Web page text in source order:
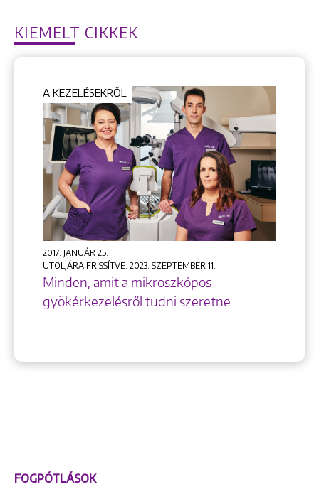
+36 1 222 7250
1148 Budapest, Örs vezér tere 2.
Keresés
KIEMELT CIKKEK
A KEZELÉSEKRŐL
2017. JANUÁR 25.
UTOLJÁRA FRISSÍTVE: 2023. SZEPTEMBER 11.
Minden, amit a mikroszkópos
gyökérkezelésről tudni szeretne
FOGPÓTLÁSOK